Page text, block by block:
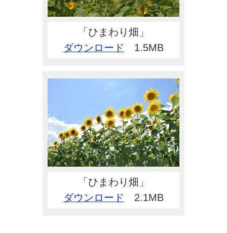
「ひまわり畑」
ダウンロード 1.5MB
「ひまわり畑」
ダウンロード 2.1MB